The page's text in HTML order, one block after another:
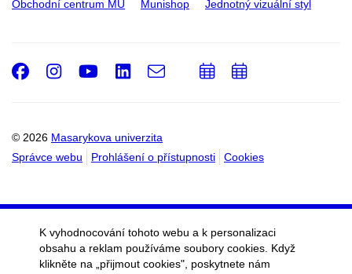
Obchodní centrum MU Munishop Jednotný vizuální styl
© 2026 Masarykova univerzita
Správce webu
Prohlášení o přístupnosti Cookies
Facebook
Instagram
Youtube
LinkedIn
e-
PřidatPřidat
K vyhodnocování tohoto webu a k personalizaci
obsahu a reklam používáme soubory cookies. Když
klikněte na „přijmout cookies", poskytnete nám